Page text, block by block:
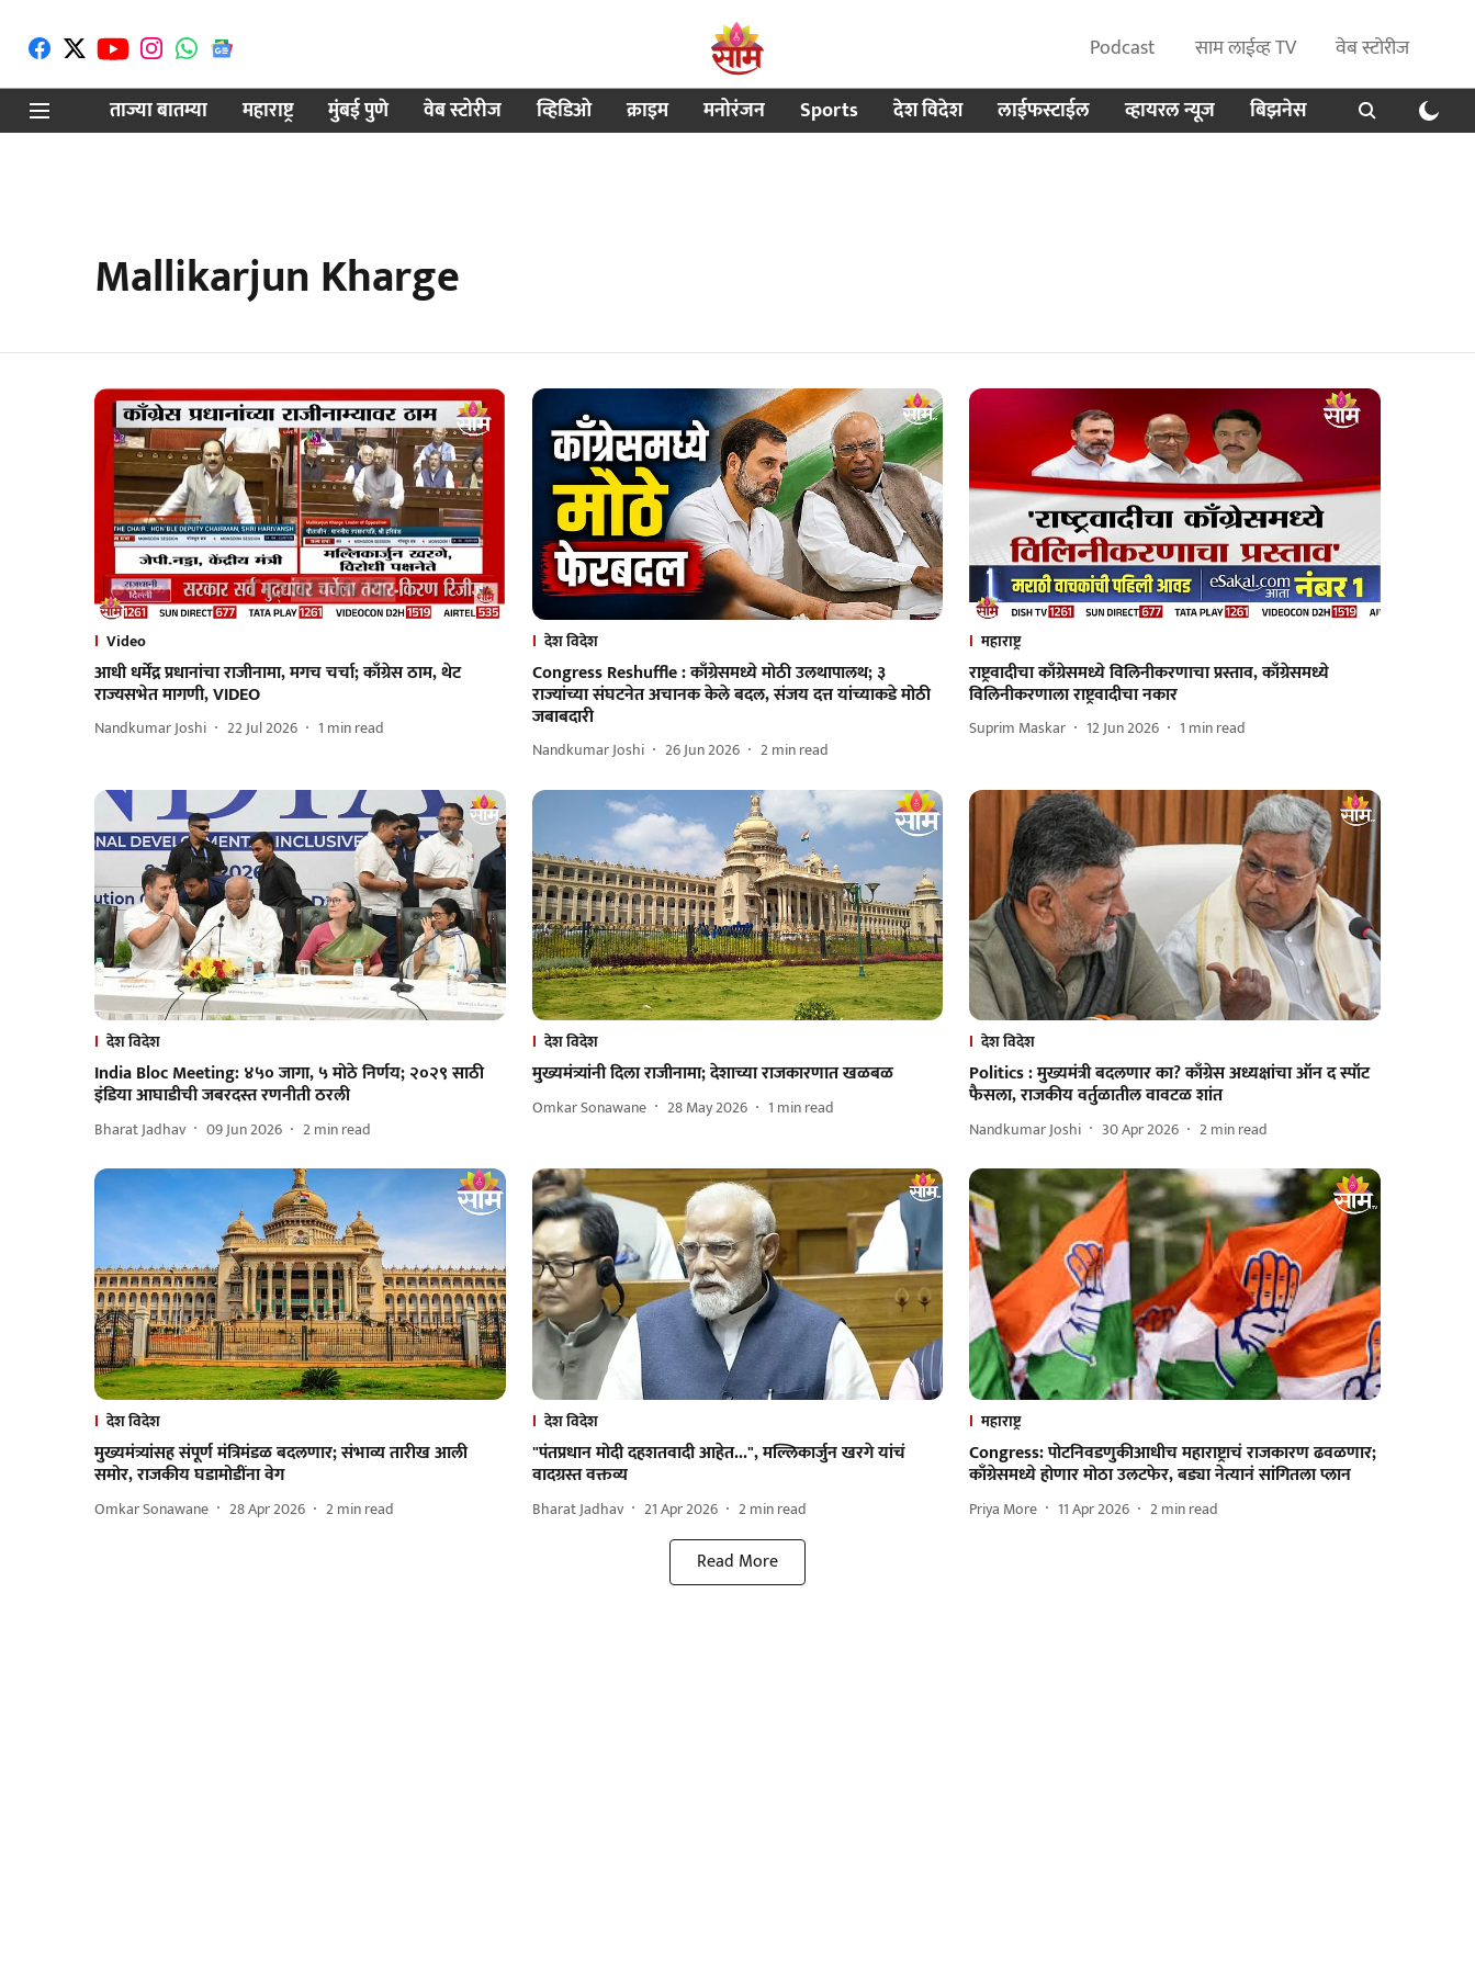
Podcast साम लाईव्ह TV
वेब स्टोरीज
ताज्या बातम्या
महाराष्ट्र मुंबई पुणे वेब स्टोरीज व्हिडिओ क्राइम मनोरंजन Sports देश विदेश लाईफस्टाईल व्हायरल न्यूज बिझनेस
Mallikarjun Kharge
Video
आधी धर्मेंद्र प्रधानांचा राजीनामा, मगच चर्चा; काँग्रेस ठाम, थेट
राज्यसभेत मागणी, VIDEO
Nandkumar Joshi 22 Jul 2026 1 min read
देश विदेश
Congress Reshuffle : काँग्रेसमध्ये मोठी उलथापालथ; ३
राज्यांच्या संघटनेत अचानक केले बदल, संजय दत्त यांच्याकडे मोठी
जबाबदारी
Nandkumar Joshi 26 Jun 2026 2min read
महाराष्ट्र
राष्ट्रवादीचा काँग्रेसमध्ये विलिनीकरणाचा प्रस्ताव, काँग्रेसमध्ये
विलिनीकरणाला राष्ट्रवादीचा नकार
Suprim Maskar 12 Jun 2026 1 min read
देश विदेश
India Bloc Meeting: ४५० जागा, ५ मोठे निर्णय; २०२९ साठी
इंडिया आघाडीची जबरदस्त रणनीती ठरली
Bharat Jadhav 09 Jun 2026 2min read
देश विदेश
मुख्यमंत्र्यांनी दिला राजीनामा; देशाच्या राजकारणात खळबळ
Omkar Sonawane 28 May 2026 1 min read
देश विदेश
Politics : मुख्यमंत्री बदलणार का? काँग्रेस अध्यक्षांचा ऑन द स्पॉट
फैसला, राजकीय वर्तुळातील वावटळ शांत
Nandkumar Joshi 30 Apr 2026 2min read
देश विदेश
मुख्यमंत्र्यांसह संपूर्ण मंत्रिमंडळ बदलणार; संभाव्य तारीख आली
समोर, राजकीय घडामोडींना वेग
Omkar Sonawane 28 Apr 2026 2min read
देश विदेश
"पंतप्रधान मोदी दहशतवादी आहेत...", मल्लिकार्जुन खरगे यांचं
वादग्रस्त वक्तव्य
Bharat Jadhav 21 Apr 2026 2min read
महाराष्ट्र
Congress: पोटनिवडणुकीआधीच महाराष्ट्राचं राजकारण ढवळणार;
काँग्रेसमध्ये होणार मोठा उलटफेर, बड्या नेत्यानं सांगितला प्लान
Priya More 11 Apr 2026 2min read
Read More